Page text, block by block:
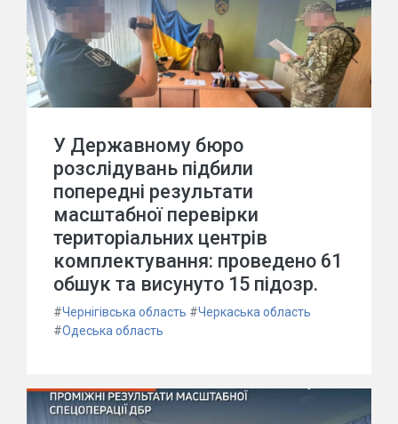
У Державному бюро
розслідувань підбили
попередні результати
масштабної перевірки
територіальних центрів
комплектування: проведено 61
обшук та висунуто 15 підозр.
#Чернігівська область #Черкаська область
#Одеська область